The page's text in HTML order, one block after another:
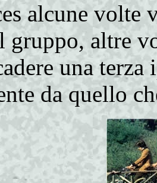
alcune volte
gruppo, altre
una
da quello